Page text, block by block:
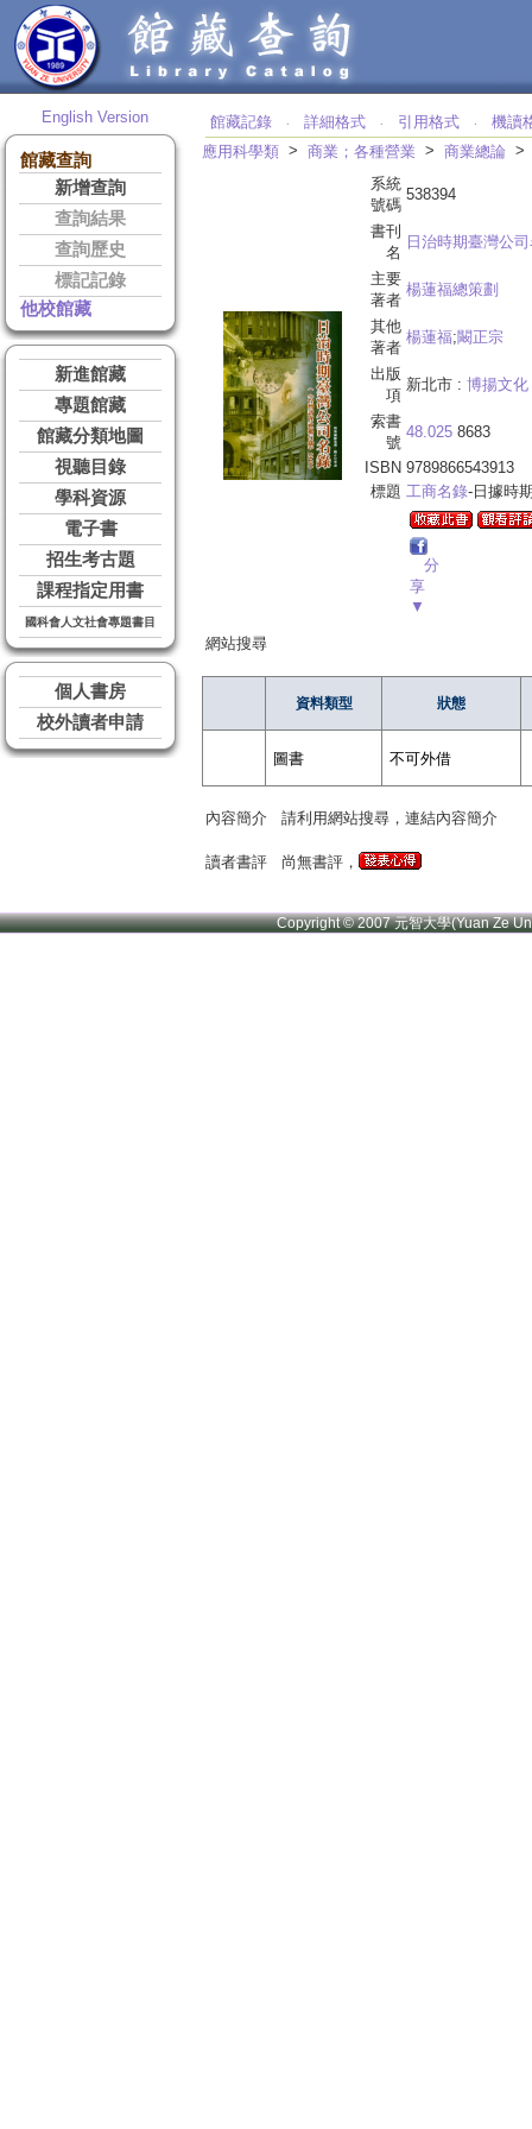
English Version
館藏查詢
新增查詢
查詢結果
查詢歷史
標記記錄
他校館藏
新進館藏
專題館藏
館藏分類地圖
視聽目錄
學科資源
電子書
招生考古題
課程指定用書
國科會人文社會專題書目
個人書房
校外讀者申請
館藏記錄 ‧ 詳細格式 ‧ 引用格式 ‧
機讀
應用科學類 > 商業；各種營業 > 商業總論
系統
號碼
538394
書刊
名
日治時期臺灣公
主要
著者
楊蓮福總策劃
其他
著者
楊蓮福;闞正宗
出版
項
新北市 : 博揚文化
索書
號
48.025 8683
ISBN 9789866543913
標題 工商名錄-日據時
分
享
▼
網站搜尋
資料類型 狀態
圖書 不可外借
內容簡介 請利用網站搜尋，連結內容簡介
讀者書評 尚無書評，
Copyright © 2007 元智大學(Yuan Ze